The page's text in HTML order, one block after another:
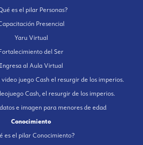
es el pilar Personas?
Presencial
Yaru Virtual
Fortalecimiento del Ser
Ingresa al Aula Virtual
juego Cash el resurgir de los imperios.
Cash, el resurgir de los imperios.
e imagen para menores de edad
Conocimiento
es el pilar Conocimiento?